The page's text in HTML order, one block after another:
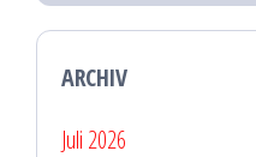
ARCHIV
Juli 2026